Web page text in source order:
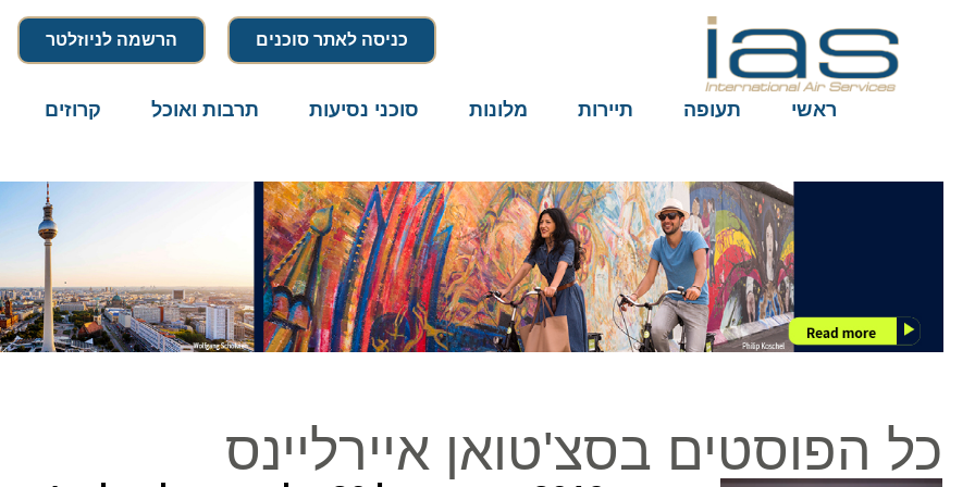
כניסה לאתר סוכנים הרשמה לניוזלטר
ראשי תעופה תיירות מלונות סוכני נסיעות תרבות ואוכל קרוזים
כל הפוסטים בסצ'טואן איירליינס